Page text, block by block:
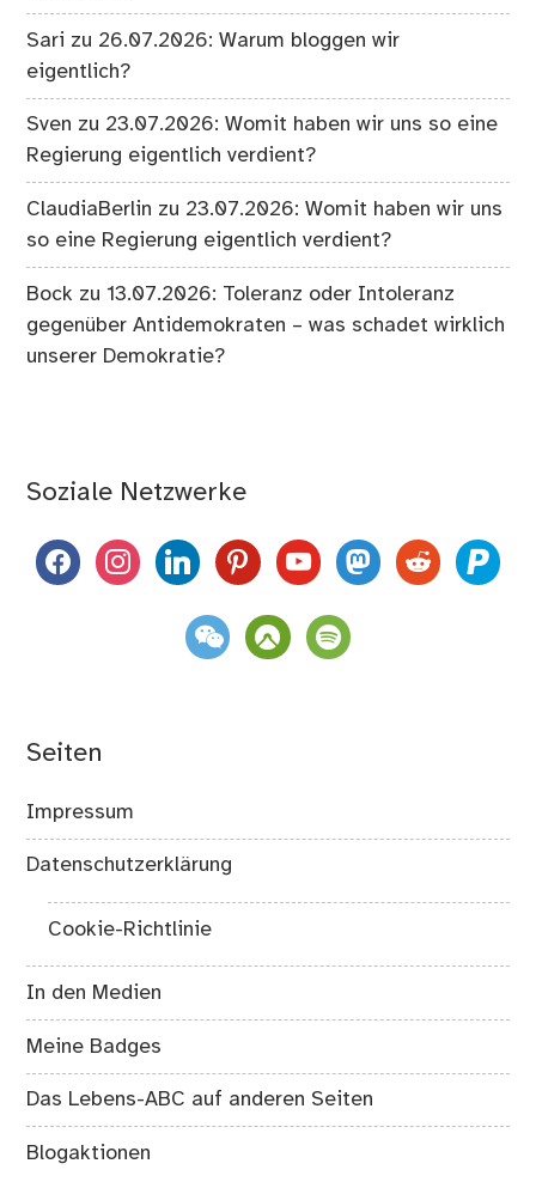
Sari zu 26.07.2026: Warum bloggen wir
eigentlich?
Sven zu 23.07.2026: Womit haben wir uns so eine
Regierung eigentlich verdient?
ClaudiaBerlin zu 23.07.2026: Womit haben wir uns
so eine Regierung eigentlich verdient?
Bock zu13.07.2026: Toleranz oder Intoleranz
gegenüber Antidemokraten – was schadet wirklich
unserer Demokratie?
Soziale Netzwerke
facebookinstagramlinkedinpinterestyoutubemastodon
reddit paypal
weixin komootspotify
Seiten
Impressum
Datenschutzerklärung
Cookie-Richtlinie
In den Medien
Meine Badges
Das Lebens-ABC auf anderen Seiten
Blogaktionen